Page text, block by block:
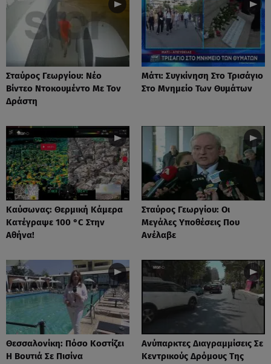
Σταύρος Γεωργίου: Νέο
Βίντεο Ντοκουμέντο Με Τον
Δράστη
Μάτι: Συγκίνηση Στο Τρισάγιο
Στο Μνημείο Των Θυμάτων
Καύσωνας: Θερμική Κάμερα
Κατέγραψε 100 °C Στην
Αθήνα!
Σταύρος Γεωργίου: Οι
Μεγάλες Υποθέσεις Που
Ανέλαβε
Θεσσαλονίκη: Πόσο Κοστίζει
Η Βουτιά Σε Πισίνα
Ανύπαρκτες Διαγραμμίσεις Σε
Κεντρικούς Δρόμους Της